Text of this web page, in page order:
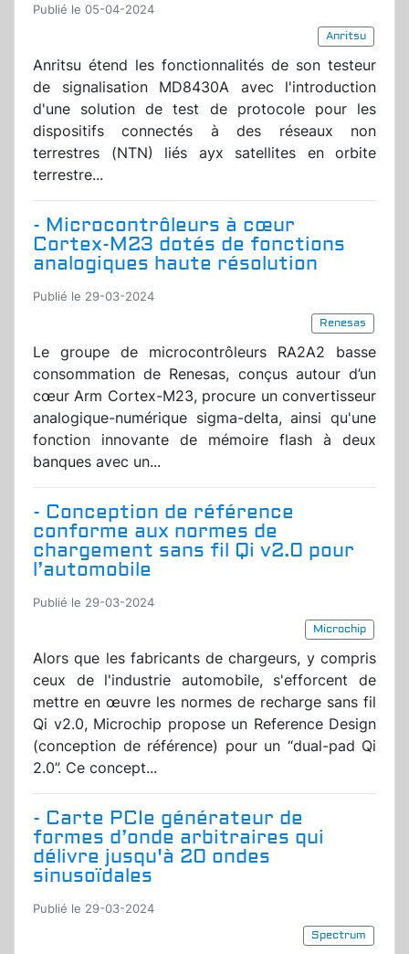
Publié le 05-04-2024
Anritsu
Anritsu étend les fonctionnalités de son testeur
de signalisation MD8430A avec l'introduction
d'une solution de test de protocole pour les
dispositifs connectés à des réseaux non
terrestres (NTN) liés ayx satellites en orbite
terrestre...
- Microcontrôleurs à cœur
Cortex-M23 dotés de fonctions
analogiques haute résolution
Publié le 29-03-2024
Renesas
Le groupe de microcontrôleurs RA2A2 basse
consommation de Renesas, conçus autour d’un
cœur Arm Cortex-M23, procure un convertisseur
analogique-numérique sigma-delta, ainsi qu'une
fonction innovante de mémoire flash à deux
banques avec un...
- Conception de référence
conforme aux normes de
chargement sans fil Qi v2.0 pour
l’automobile
Publié le 29-03-2024
Microchip
Alors que les fabricants de chargeurs, y compris
ceux de l'industrie automobile, s'efforcent de
mettre en œuvre les normes de recharge sans fil
Qi v2.0, Microchip propose un Reference Design
(conception de référence) pour un “dual-pad Qi
2.0”. Ce concept...
- Carte PCIe générateur de
formes d’onde arbitraires qui
délivre jusqu'à 20 ondes
sinusoïdales
Publié le 29-03-2024
Spectrum